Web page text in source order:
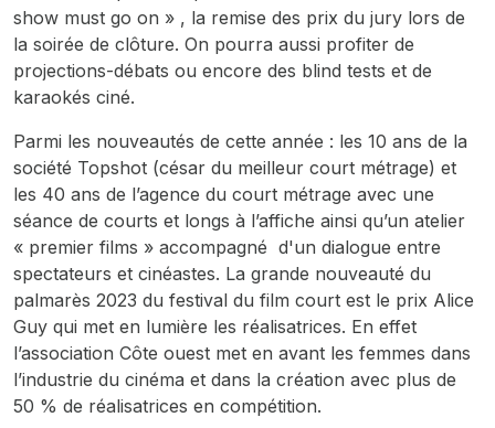
show must go on » , la remise des prix du jury lors de
la soirée de clôture. On pourra aussi profiter de
projections-débats ou encore des blind tests et de
karaokés ciné.
Parmi les nouveautés de cette année : les 10 ans de la
société Topshot (césar du meilleur court métrage) et
les 40 ans de l’agence du court métrage avec une
séance de courts et longs à l’affiche ainsi qu’un atelier
« premier films » accompagné d'un dialogue entre
spectateurs et cinéastes. La grande nouveauté du
palmarès 2023 du festival du film court est le prix Alice
Guy qui met en lumière les réalisatrices. En effet
l’association Côte ouest met en avant les femmes dans
l’industrie du cinéma et dans la création avec plus de
50 % de réalisatrices en compétition.